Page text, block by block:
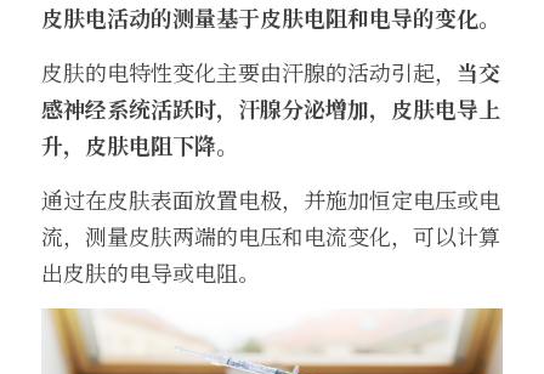
皮肤电活动的测量基于皮肤电阻和电导的变化。
皮肤的电特性变化主要由汗腺的活动引起， 当交
感神经系统活跃时，汗腺分泌增加，皮肤电导上
升，皮肤电阻下降。
通过在皮肤表面放置电极，并施加恒定电压或电
流，测量皮肤两端的电压和电流变化，可以计算
出皮肤的电导或电阻。